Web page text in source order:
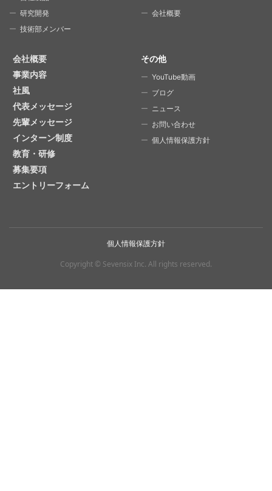
研究開発
技術部メンバー
会社概要
会社概要
事業内容
社風
代表メッセージ
先輩メッセージ
インターン制度
教育・研修
募集要項
エントリーフォーム
その他
YouTube動画
ブログ
ニュース
お問い合わせ
個人情報保護方針
個人情報保護方針
Copyright © Sevensix Inc. All rights reserved.